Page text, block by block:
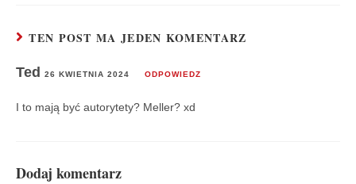
TEN POST MA JEDEN KOMENTARZ
Ted 26 KWIETNIA 2024 ODPOWIEDZ
I to mają być autorytety? Meller? xd
Dodaj komentarz